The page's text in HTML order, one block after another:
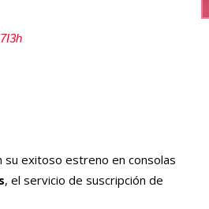
su exitoso estreno en consolas
, el servicio de suscripción de